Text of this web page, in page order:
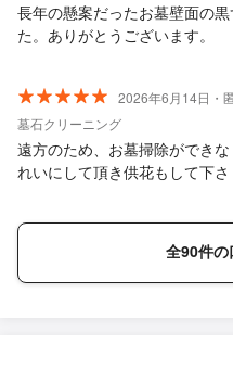
長年の懸案だったお墓壁面の
た。ありがとうございます。
2026年6月14日・
墓石クリーニング
遠方のため、お墓掃除ができ
れいにして頂き供花もして下さ
全90件の